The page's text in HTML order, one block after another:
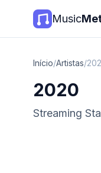
Music
Início/Artistas/
2020
Streaming